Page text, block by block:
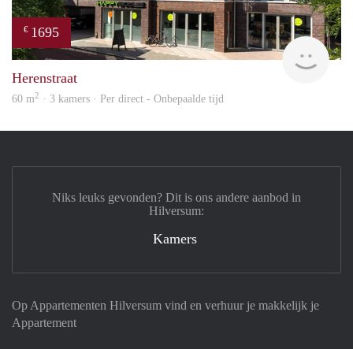
€ 1695
Herenstraat
60 m2 · 3 kamers · Per direct - Onbepaalde tijd
Op Appartementen Hilversum vind en verhuur je makkelijk je
Appartement
Niks leuks gevonden? Dit is ons andere aanbod in
Hilversum:
Kamers